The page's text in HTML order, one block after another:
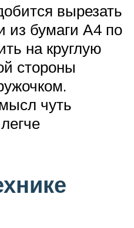
вырезать
из бумаги А4 по
на круглую
стороны
чуть